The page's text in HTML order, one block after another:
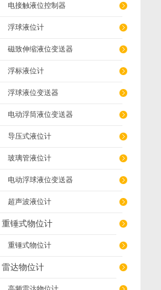
电接触液位控制器
浮球液位计
磁致伸缩液位变送器
浮标液位计
浮球液位变送器
电动浮筒液位变送器
导压式液位计
玻璃管液位计
电动浮球液位变送器
超声波液位计
重锤式物位计
重锤式物位计
雷达物位计